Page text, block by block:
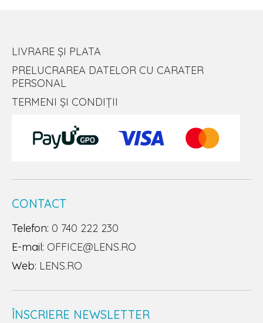
LIVRARE ȘI PLATA
PRELUCRAREA DATELOR CU CARATER
PERSONAL
TERMENI ȘI CONDIȚII
CONTACT
Telefon: 0 740 222 230
E-mail: OFFICE@LENS.RO
Web: LENS.RO
ÎNSCRIERE NEWSLETTER